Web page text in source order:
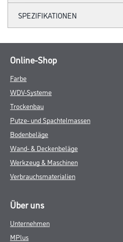
SPEZIFIKATIONEN
Online-Shop
Farbe
WDV-Systeme
Trockenbau
Putze- und Spachtelmassen
Bodenbeläge
Wand- & Deckenbeläge
Werkzeug & Maschinen
Verbrauchsmaterialien
Über uns
Unternehmen
MPlus